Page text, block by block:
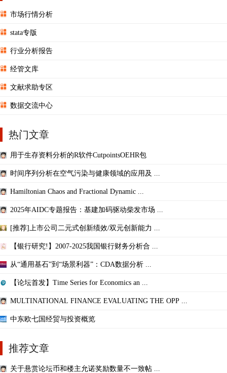
市场行情分析
stata专版
行业分析报告
经管文库
文献求助专区
数据交流中心
热门文章
用于生存资料分析的R软件CutpointsOEHR包
时间序列分析在空气污染与健康领域的应用及 ...
Hamiltonian Chaos and Fractional Dynamic ...
2025年AIDC专题报告：基建加码驱动柴发市场 ...
[推荐]上市公司二元式创新绩效/双元创新能力 ...
【银行研究!】2007-2025我国银行财务分析合 ...
从“通用基石”到“场景利器”：CDA数据分析 ...
【论坛首发】Time Series for Economics an ...
MULTINATIONAL FINANCE EVALUATING THE OPP ...
中东欧七国经贸与投资概览
推荐文章
关于悬赏论坛币和楼主允诺奖励数量不一致帖 ...